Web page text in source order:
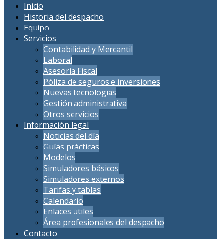
Inicio
Historia del despacho
Equipo
Servicios
Contabilidad y Mercantil
Laboral
Asesoría Fiscal
Póliza de seguros e inversiones
Nuevas tecnologías
Gestión administrativa
Otros servicios
Información legal
Noticias del día
Guías prácticas
Modelos
Simuladores básicos
Simuladores externos
Tarifas y tablas
Calendario
Enlaces útiles
Área profesionales del despacho
Contacto